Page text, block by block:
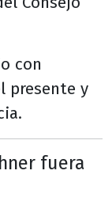
con
presente y
fuera